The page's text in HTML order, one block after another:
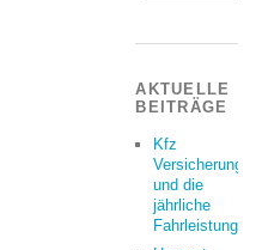
AKTUELLE
BEITRÄGE
Kfz
Versicherung
und die
jährliche
Fahrleistung